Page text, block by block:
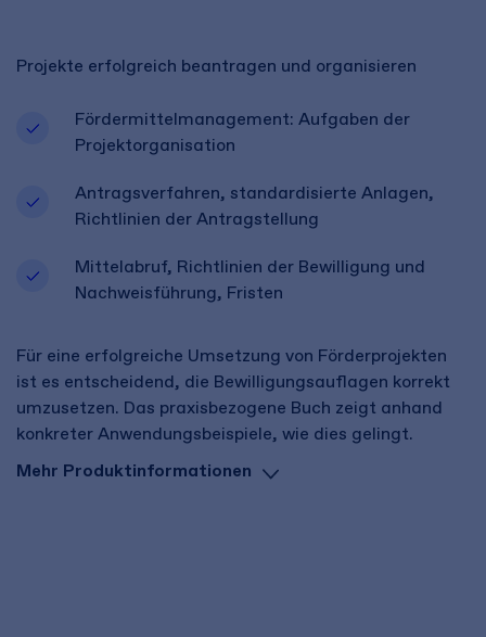
Projekte erfolgreich beantragen und organisieren​
Fördermittelmanagement: Aufgaben der
Projektorganisation ​
Antragsverfahren, standardisierte Anlagen,
Richtlinien der Antragstellung​
Mittelabruf, Richtlinien der Bewilligung und
Nachweisführung, Fristen
Für eine erfolgreiche Umsetzung von Förderprojekten
ist es entscheidend, die Bewilligungsauflagen korrekt
umzusetzen. Das praxisbezogene Buch zeigt anhand
konkreter Anwendungsbeispiele, wie dies gelingt.
Mehr Produktinformationen